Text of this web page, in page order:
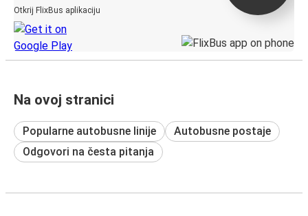
Otkrij FlixBus aplikaciju
Na ovoj stranici
Popularne autobusne linije
Autobusne postaje
Odgovori na česta pitanja